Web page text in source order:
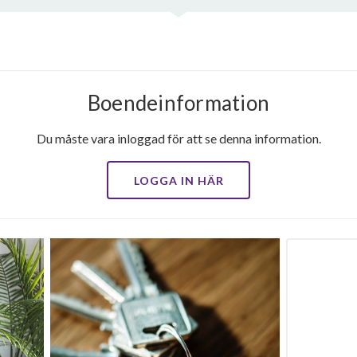
Boendeinformation
Du måste vara inloggad för att se denna information.
LOGGA IN HÄR